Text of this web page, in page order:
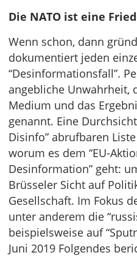
Die NATO ist eine
Wenn schon, dann
dokumentiert jeden
“Desinformationsfall”.
angebliche Unwahrheit,
Medium und das
genannt. Eine
Disinfo” abrufbaren
worum es dem “EU-
Desinformation” geht:
Brüsseler Sicht auf
Gesellschaft. Im Fokus
unter anderem die
beispielsweise auf
Juni 2019 Folgendes